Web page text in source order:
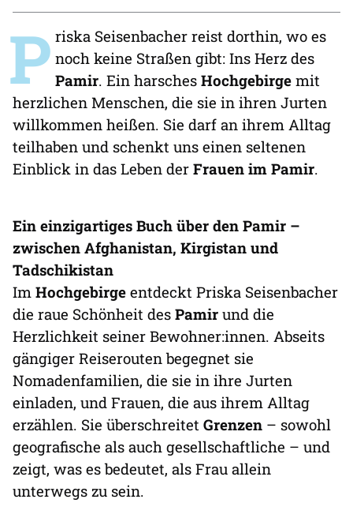
P riska Seisenbacher reist dorthin, wo es
noch keine Straßen gibt: Ins Herz des
Pamir. Ein harsches Hochgebirge mit
herzlichen Menschen, die sie in ihren Jurten
willkommen heißen. Sie darf an ihrem Alltag
teilhaben und schenkt uns einen seltenen
Einblick in das Leben der Frauen im Pamir.
Ein einzigartiges Buch über den Pamir –
zwischen Afghanistan, Kirgistan und
Tadschikistan
Im Hochgebirge entdeckt Priska Seisenbacher
die raue Schönheit des Pamir und die
Herzlichkeit seiner Bewohner:innen. Abseits
gängiger Reiserouten begegnet sie
Nomadenfamilien, die sie in ihre Jurten
einladen, und Frauen, die aus ihrem Alltag
erzählen. Sie überschreitet Grenzen – sowohl
geografische als auch gesellschaftliche – und
zeigt, was es bedeutet, als Frau allein
unterwegs zu sein.